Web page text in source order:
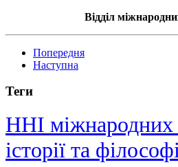
Відділ
Попередня
Наступна
Теги
ННІ міжнародних
історії та